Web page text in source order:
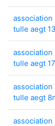
association
tulle aegt
association
tulle aegt
association
tulle aegt
association